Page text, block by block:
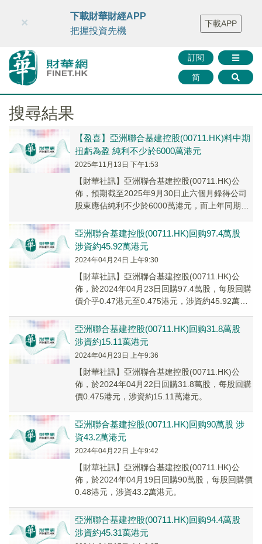
財華智庫網 FINTV FINMETA 財華證券 媒體矩陣
智庫沙龍
聯絡我們
訂閱
简
×
下載財華財經APP
把握投資先機
下載APP
搜尋結果
【盈喜】亞洲聯合基建控股(00711.HK)料中期
扭虧為盈 純利不少於6000萬港元
2025年11月13日 下午1:53
【財華社訊】亞洲聯合基建控股(00711.HK)公
佈，預期截至2025年9月30日止六個月錄得公司
股東應佔純利不少於6000萬港元，而上年同期公
亞洲聯合基建控股(00711.HK)回购97.4萬股
涉資約45.92萬港元
2024年04月24日 上午9:30
【財華社訊】亞洲聯合基建控股(00711.HK)公
佈，於2024年04月23日回購97.4萬股，每股回購
價介乎0.47港元至0.475港元，涉資約45.92萬港
亞洲聯合基建控股(00711.HK)回购31.8萬股
涉資約15.11萬港元
2024年04月23日 上午9:36
【財華社訊】亞洲聯合基建控股(00711.HK)公
佈，於2024年04月22日回購31.8萬股，每股回購
價0.475港元，涉資約15.11萬港元。
亞洲聯合基建控股(00711.HK)回购90萬股 涉
資43.2萬港元
2024年04月22日 上午9:42
【財華社訊】亞洲聯合基建控股(00711.HK)公
佈，於2024年04月19日回購90萬股，每股回購價
0.48港元，涉資43.2萬港元。
亞洲聯合基建控股(00711.HK)回购94.4萬股
涉資約45.31萬港元